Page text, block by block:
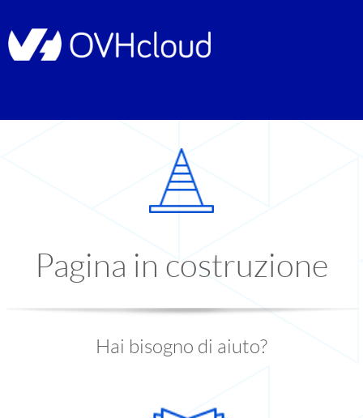
Pagina in costruzione
Hai bisogno di aiuto?